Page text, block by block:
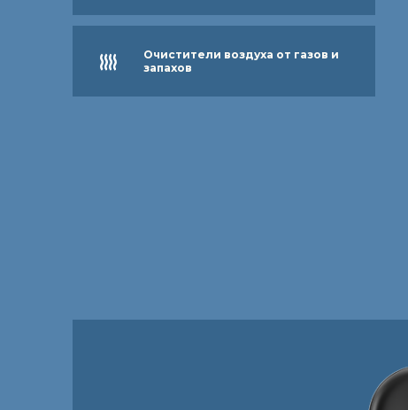
Очистители воздуха от газов и
запахов